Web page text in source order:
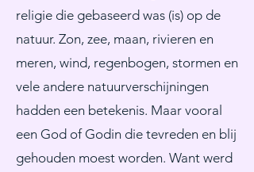
religie die gebaseerd was (is) op de
natuur. Zon, zee, maan, rivieren en
meren, wind, regenbogen, stormen en
vele andere natuurverschijningen
hadden een betekenis. Maar vooral
een God of Godin die tevreden en blij
gehouden moest worden. Want werd